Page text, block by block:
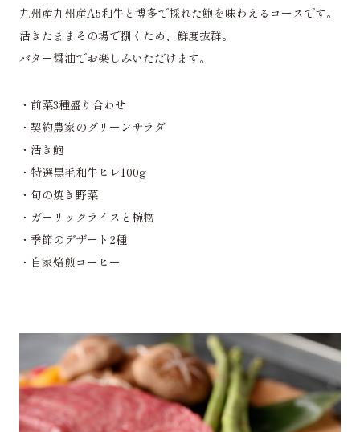
九州産九州産A5和牛と博多で採れた鮑を味わえるコースです。
活きたままその場で捌くため、鮮度抜群。
バター醤油でお楽しみいただけます。
・前菜3種盛り合わせ
・契約農家のグリーンサラダ
・活き鮑
・特選黒毛和牛ヒレ100g
・旬の焼き野菜
・ガーリックライスと椀物
・季節のデザート2種
・自家焙煎コーヒー